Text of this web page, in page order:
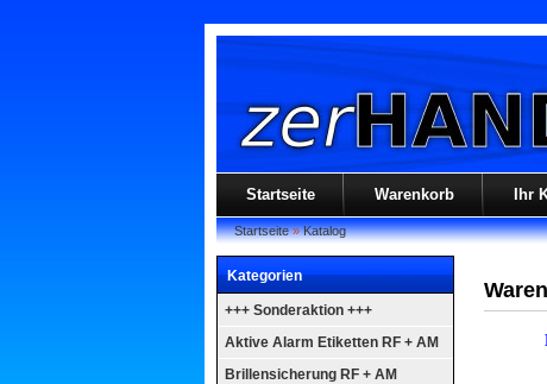
Startseite Warenkorb Ihr
Startseite»Katalog
Kategorien
+++ Sonderaktion +++
Aktive Alarm Etiketten RF + AM
Brillensicherung RF + AM